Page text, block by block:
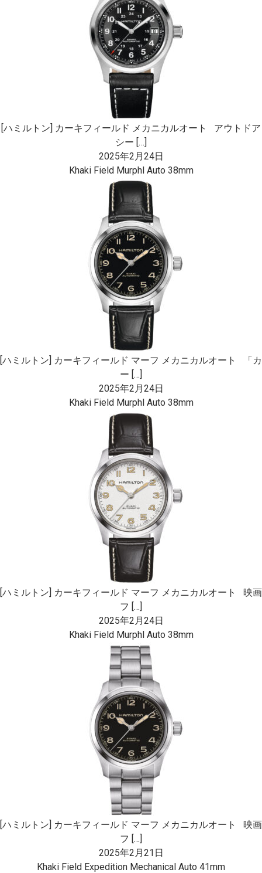
[ハミルトン] カーキフィールド メカニカルオート アウトドア
シー […]
2025年2月24日
Khaki Field Murphl Auto 38mm
[ハミルトン] カーキフィールド マーフ メカニカルオート 「カ
ー […]
2025年2月24日
Khaki Field Murphl Auto 38mm
[ハミルトン] カーキフィールド マーフ メカニカルオート 映画
フ […]
2025年2月24日
Khaki Field Murphl Auto 38mm
[ハミルトン] カーキフィールド マーフ メカニカルオート 映画
フ […]
2025年2月21日
Khaki Field Expedition Mechanical Auto 41mm